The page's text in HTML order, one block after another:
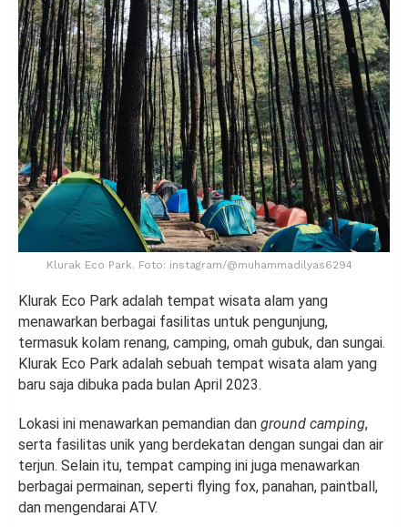
Klurak Eco Park. Foto: instagram/@muhammadilyas6294
Klurak Eco Park adalah tempat wisata alam yang
menawarkan berbagai fasilitas untuk pengunjung,
termasuk kolam renang, camping, omah gubuk, dan sungai.
Klurak Eco Park adalah sebuah tempat wisata alam yang
baru saja dibuka pada bulan April 2023.
Lokasi ini menawarkan pemandian dan ground camping,
serta fasilitas unik yang berdekatan dengan sungai dan air
terjun. Selain itu, tempat camping ini juga menawarkan
berbagai permainan, seperti flying fox, panahan, paintball,
dan mengendarai ATV.